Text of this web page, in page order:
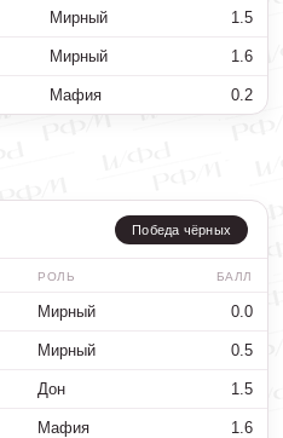
Мирный 1.5
Мирный 1.6
Мафия 0.2
Победа чёрных
РОЛЬ БАЛЛ
Мирный 0.0
Мирный 0.5
Дон 1.5
Мафия 1.6